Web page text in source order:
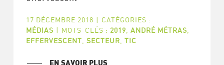
17 DÉCEMBRE 2018 | CATÉGORIES :
MÉDIAS | MOTS-CLÉS : 2019 ANDRÉ MÉTRAS
EFFERVESCENT SECTEUR TIC
EN SAVOIR PLUS